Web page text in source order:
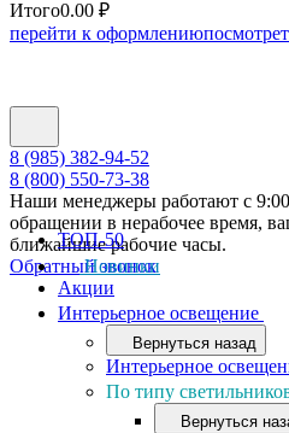
Итого0.00 ₽
перейти к оформлению
8 (985) 382-94-52
8 (800) 550-73-38
Наши менеджеры работают с
обращении в нерабочее время,
ближайшие рабочие часы.
Обратный звонок
ТОП-50
Новинки
Акции
Интерьерное освещение
Вернуться назад
Интерьерное
По типу
Вернуться